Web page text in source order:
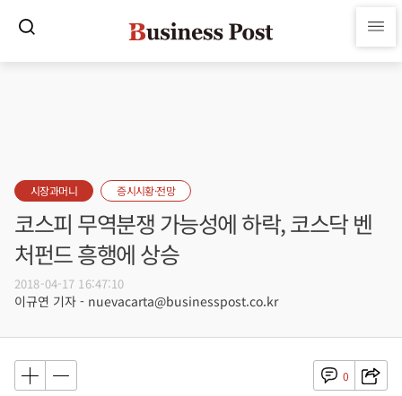
시장과머니 증시시황·전망
코스피 무역분쟁 가능성에 하락, 코스닥 벤
처펀드 흥행에 상승
2018-04-17 16:47:10
이규연 기자 - nuevacarta@businesspost.co.kr
0